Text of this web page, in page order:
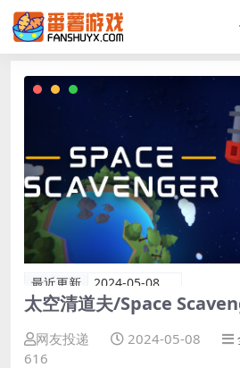
最近更新 2024-05-08
太空清道夫/Space
网友投递 2024-05-08
616